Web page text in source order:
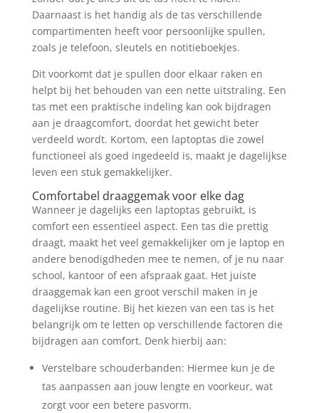
Daarnaast is het handig als de tas verschillende
compartimenten heeft voor persoonlijke spullen,
zoals je telefoon, sleutels en notitieboekjes.
Dit voorkomt dat je spullen door elkaar raken en
helpt bij het behouden van een nette uitstraling. Een
tas met een praktische indeling kan ook bijdragen
aan je draagcomfort, doordat het gewicht beter
verdeeld wordt. Kortom, een laptoptas die zowel
functioneel als goed ingedeeld is, maakt je dagelijkse
leven een stuk gemakkelijker.
Comfortabel draaggemak voor elke dag
Wanneer je dagelijks een laptoptas gebruikt, is
comfort een essentieel aspect. Een tas die prettig
draagt, maakt het veel gemakkelijker om je laptop en
andere benodigdheden mee te nemen, of je nu naar
school, kantoor of een afspraak gaat. Het juiste
draaggemak kan een groot verschil maken in je
dagelijkse routine. Bij het kiezen van een tas is het
belangrijk om te letten op verschillende factoren die
bijdragen aan comfort. Denk hierbij aan:
Verstelbare schouderbanden: Hiermee kun je de
tas aanpassen aan jouw lengte en voorkeur, wat
zorgt voor een betere pasvorm.